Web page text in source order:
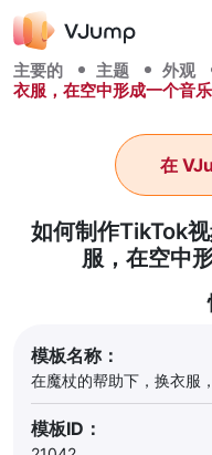
主要的 主题 外观
衣服，在空中形成一个音
如何制作TikTok
服，在空中
在
模板名称：
在魔杖的帮助下，换衣服
模板ID：